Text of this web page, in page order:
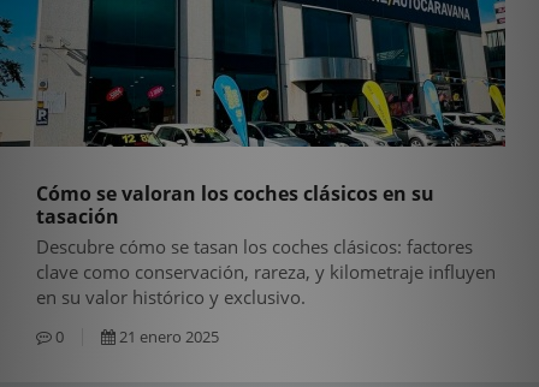
Cómo se valoran los coches clásicos en su
tasación
Descubre cómo se tasan los coches clásicos: factores
clave como conservación, rareza, y kilometraje influyen
en su valor histórico y exclusivo.
0 21 enero 2025